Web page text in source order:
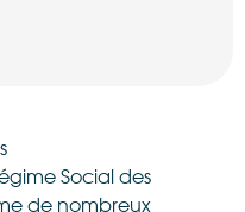
Social des
de nombreux